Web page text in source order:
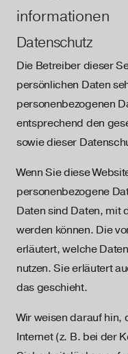
informationen
Datenschutz
Die Betreiber dieser
persönlichen Daten
personenbezogenen
entsprechend den
sowie dieser
Wenn Sie diese
personenbezogene
Daten sind Daten, mit
werden können. Die
erläutert, welche
nutzen. Sie erläutert
das geschieht.
Wir weisen darauf
Internet (z. B. bei der